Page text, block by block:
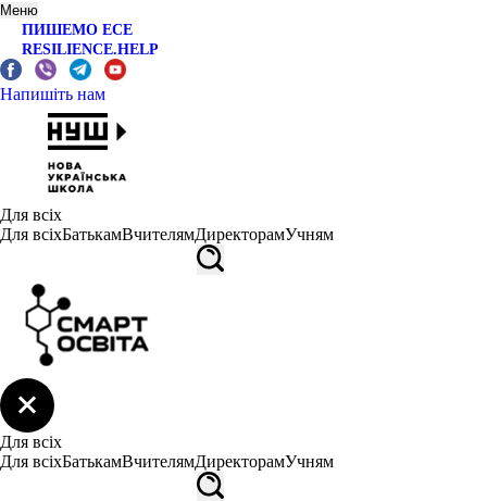
Меню
ПИШЕМО ЕСЕ
RESILIENCE.HELP
Напишіть нам
Для всіх
Для всіхБатькамВчителямДиректорамУчням
Для всіх
Для всіхБатькамВчителямДиректорамУчням